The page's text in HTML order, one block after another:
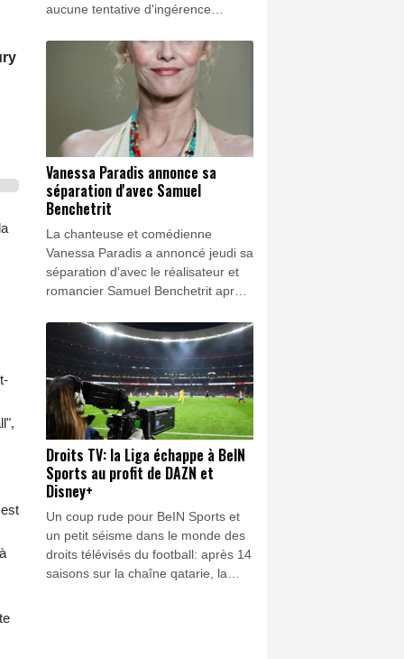
aucune tentative d'ingérence
présidentielle, après une nouvelle
campagne russe visant plusieurs
candidats probables à l'élection.
Vanessa Paradis annonce sa
séparation d'avec Samuel
Benchetrit
La chanteuse et comédienne
Vanessa Paradis a annoncé jeudi sa
séparation d'avec le réalisateur et
romancier Samuel Benchetrit après
commune.
Droits TV: la Liga échappe à BeIN
Sports au profit de DAZN et
Disney+
Un coup rude pour BeIN Sports et
un petit séisme dans le monde des
droits télévisés du football: après 14
saisons sur la chaîne qatarie, la